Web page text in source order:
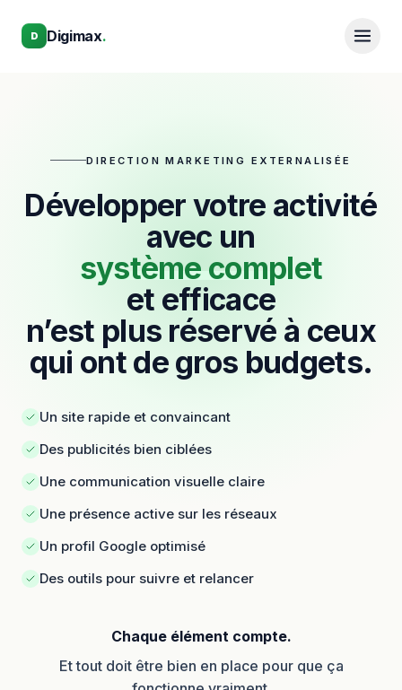
D Digimax.
DIRECTION MARKETING EXTERNALISÉE
Développer votre activité
avec un
système complet
et efficace
n’est plus réservé à ceux
qui ont de gros budgets.
Un site rapide et convaincant
Des publicités bien ciblées
Une communication visuelle claire
Une présence active sur les réseaux
Un profil Google optimisé
Des outils pour suivre et relancer
Chaque élément compte.
Et tout doit être bien en place pour que ça